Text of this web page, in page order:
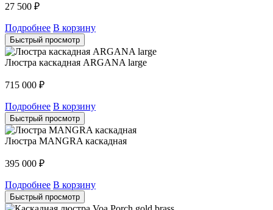
27 500 ₽
Подробнее В корзину
Быстрый просмотр
Люстра каскадная ARGANA large
715 000 ₽
Подробнее В корзину
Быстрый просмотр
Люстра MANGRA каскадная
395 000 ₽
Подробнее В корзину
Быстрый просмотр